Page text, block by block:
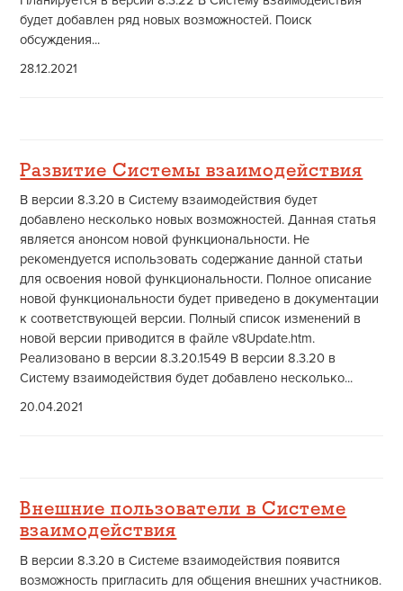
будет добавлен ряд новых возможностей. Поиск
обсуждения...
28.12.2021
Развитие Системы взаимодействия
В версии 8.3.20 в Систему взаимодействия будет
добавлено несколько новых возможностей. Данная статья
является анонсом новой функциональности. Не
рекомендуется использовать содержание данной статьи
для освоения новой функциональности. Полное описание
новой функциональности будет приведено в документации
к соответствующей версии. Полный список изменений в
новой версии приводится в файле v8Update.htm.
Реализовано в версии 8.3.20.1549 В версии 8.3.20 в
Систему взаимодействия будет добавлено несколько...
20.04.2021
Внешние пользователи в Системе
взаимодействия
В версии 8.3.20 в Системе взаимодействия появится
возможность пригласить для общения внешних участников.